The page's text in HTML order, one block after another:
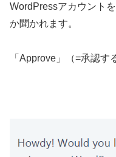
WordPressアカウント
か聞かれます。
「 Approve 」（=承認す